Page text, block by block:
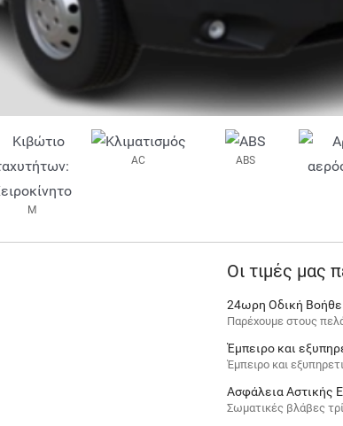
M
AC
ABS
Οι τιμές μας
24ωρη Οδική
Παρέχουμε στους
Έμπειρο και
Έμπειρο και
Ασφάλεια Αστικής
Σωματικές βλάβες